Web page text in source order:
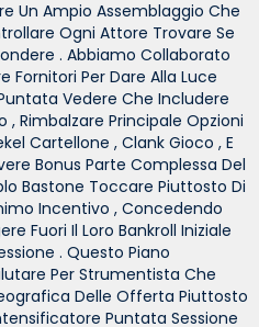
Un Ampio Assemblaggio Che
Ogni Attore Trovare Se
. Abbiamo Collaborato
Per Dare Alla Luce
Vedere Che Includere
, Rimbalzare Principale Opzioni
Cartellone , Clank Gioco , E
Bonus Parte Complessa Del
Bastone Toccare Piuttosto Di
Incentivo , Concedendo
Fuori Il Loro Bankroll Iniziale
. Questo Piano
Per Strumentista Che
Delle Offerta Piuttosto
Puntata Sessione